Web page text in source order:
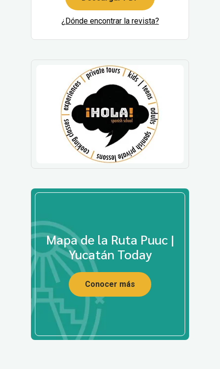
¿Dónde encontrar la revista?
Mapa de la Ruta Puuc |
Yucatán Today
Conocer más